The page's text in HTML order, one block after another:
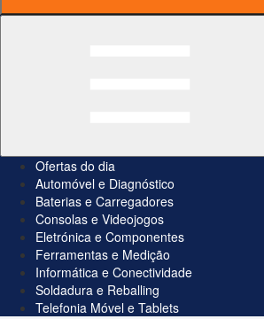
Ofertas do dia
Automóvel e Diagnóstico
Baterias e Carregadores
Consolas e Videojogos
Eletrónica e Componentes
Ferramentas e Medição
Informática e Conectividade
Soldadura e Reballing
Telefonia Móvel e Tablets